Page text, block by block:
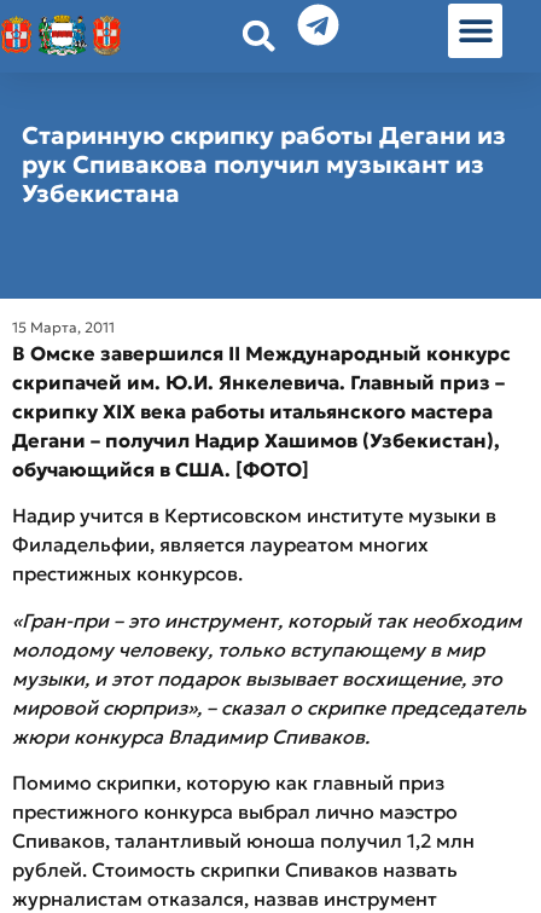
Старинную скрипку работы Дегани из
рук Спивакова получил музыкант из
Узбекистана
15 Марта, 2011
В Омске завершился II Международный конкурс
скрипачей им. Ю.И. Янкелевича. Главный приз –
скрипку XIX века работы итальянского мастера
Дегани – получил Надир Хашимов (Узбекистан),
обучающийся в США. [ФОТО]
Надир учится в Кертисовском институте музыки в
Филадельфии, является лауреатом многих
престижных конкурсов.
«Гран-при – это инструмент, который так необходим
молодому человеку, только вступающему в мир
музыки, и этот подарок вызывает восхищение, это
мировой сюрприз», – сказал о скрипке председатель
жюри конкурса Владимир Спиваков.
Помимо скрипки, которую как главный приз
престижного конкурса выбрал лично маэстро
Спиваков, талантливый юноша получил 1,2 млн
рублей. Стоимость скрипки Спиваков назвать
журналистам отказался, назвав инструмент